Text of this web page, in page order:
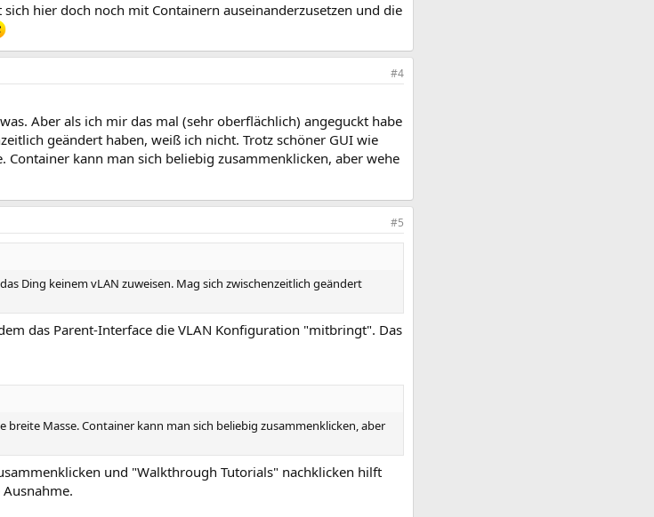
hier doch noch mit Containern auseinanderzusetzen und die
#4
Aber als ich mir das mal (sehr oberflächlich) angeguckt habe
geändert haben, weiß ich nicht. Trotz schöner GUI wie
kann man sich beliebig zusammenklicken, aber wehe
#5
Ding keinem vLAN zuweisen. Mag sich zwischenzeitlich geändert
das Parent-Interface die VLAN Konfiguration "mitbringt". Das
Masse. Container kann man sich beliebig zusammenklicken, aber
und "Walkthrough Tutorials" nachklicken hilft